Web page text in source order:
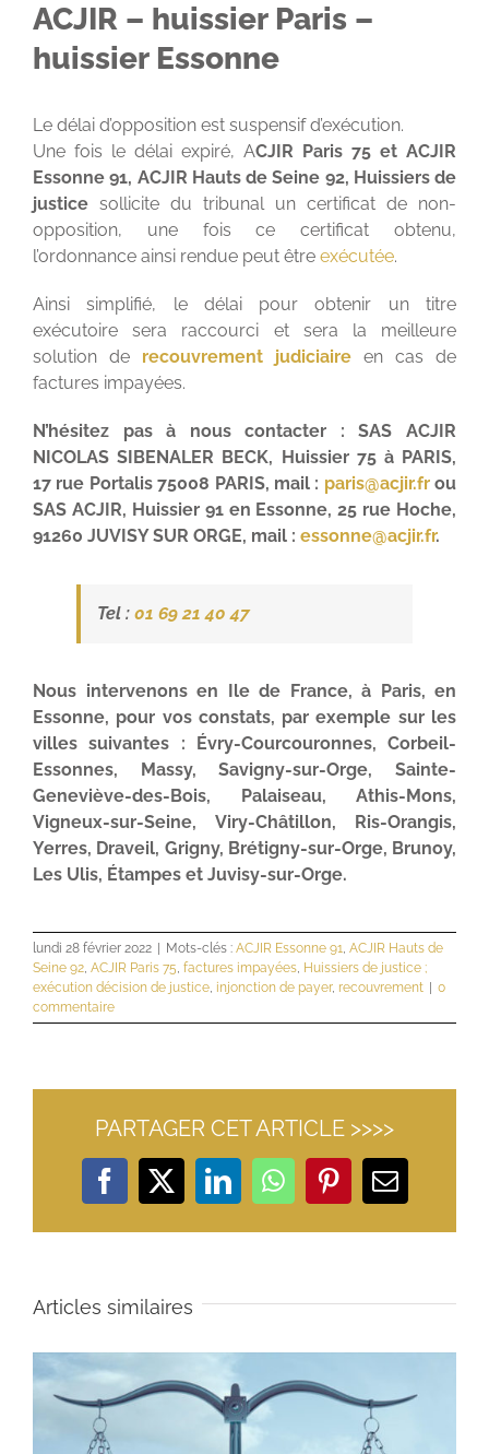
ACJIR – huissier Paris –
huissier Essonne
Le délai d’opposition est suspensif d’exécution.
Une fois le délai expiré, ACJIR Paris 75 et ACJIR
Essonne 91, ACJIR Hauts de Seine 92, Huissiers de
justice sollicite du tribunal un certificat de non-
opposition, une fois ce certificat obtenu,
l’ordonnance ainsi rendue peut être exécutée.
Ainsi simplifié, le délai pour obtenir un titre
exécutoire sera raccourci et sera la meilleure
solution de recouvrement judiciaire en cas de
factures impayées.
N’hésitez pas à nous contacter : SAS ACJIR
NICOLAS SIBENALER BECK, Huissier 75 à PARIS,
17 rue Portalis 75008 PARIS, mail : paris@acjir.frou
SAS ACJIR, Huissier 91 en Essonne, 25 rue Hoche,
91260 JUVISY SUR ORGE, mail : essonne@acjir.fr.
Tel : 01 69 21 40 47
Nous intervenons en Ile de France, à Paris, en
Essonne, pour vos constats, par exemple sur les
villes suivantes : Évry-Courcouronnes, Corbeil-
Essonnes, Massy, Savigny-sur-Orge, Sainte-
Geneviève-des-Bois, Palaiseau, Athis-Mons,
Vigneux-sur-Seine, Viry-Châtillon, Ris-Orangis,
Yerres, Draveil, Grigny, Brétigny-sur-Orge, Brunoy,
Les Ulis, Étampes et Juvisy-sur-Orge.
lundi 28 février 2022 Mots-clés : ACJIR Essonne 91, ACJIR Hauts de
Seine 92, ACJIR Paris 75, factures impayées, Huissiers de justice ;
exécution décision de justice, injonction de payer, recouvrement
0
commentaire
PARTAGER CET ARTICLE >>>>
Facebook
X LinkedInWhatsApp
PinterestEmail
Articles similaires